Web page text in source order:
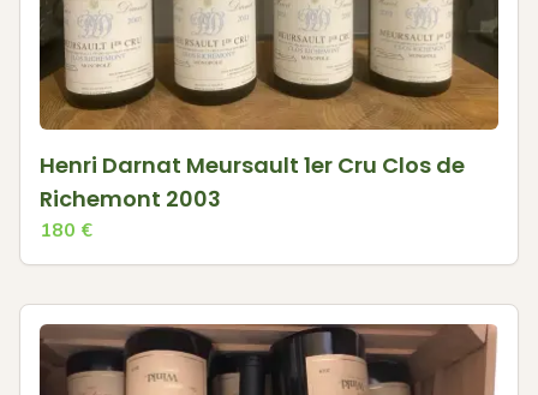
Henri Darnat Meursault 1er Cru Clos de
Richemont 2003
180 €